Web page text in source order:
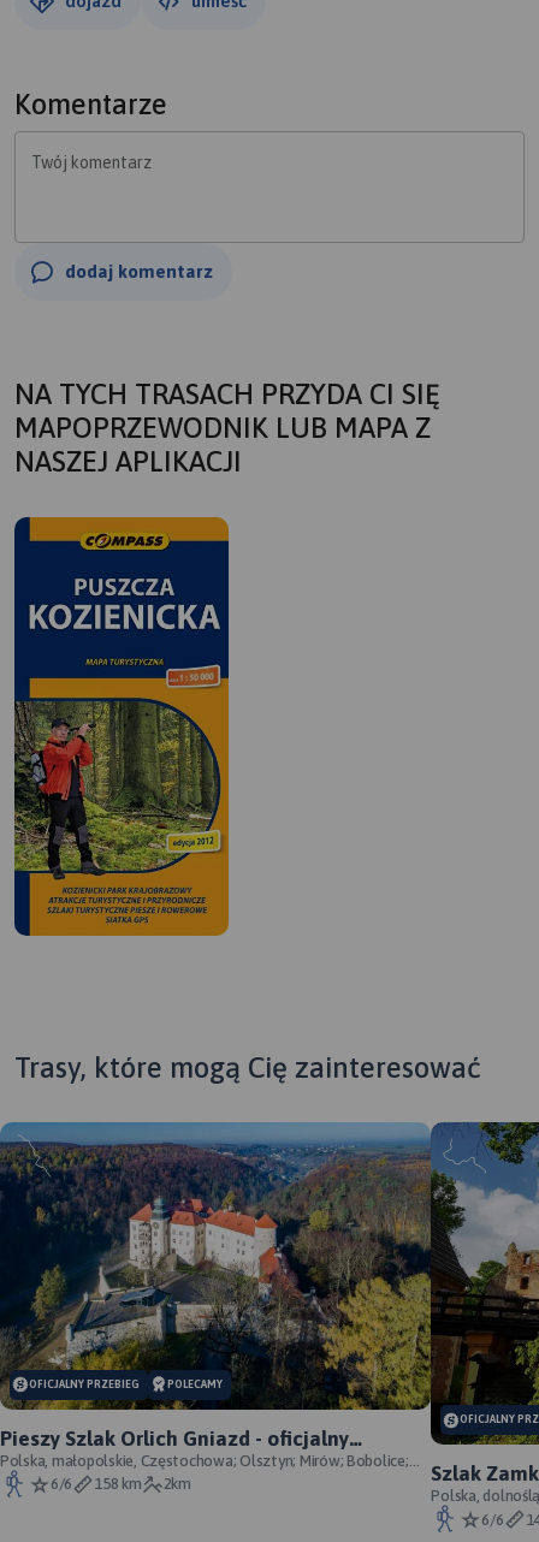
Komentarze
Twój komentarz
dodaj komentarz
NA TYCH TRASACH PRZYDA CI SIĘ
MAPOPRZEWODNIK LUB MAPA Z
NASZEJ APLIKACJI
Trasy, które mogą Cię zainteresować
OFICJALNY PRZEBIEG POLECAMY
Pieszy Szlak Orlich Gniazd - oficjalny
przebieg szlaku
Polska, małopolskie, Częstochowa; Olsztyn; Mirów; Bobolice;
Morsko; Ogrodzieniec; Pilica; Smoleń; By
6/6 158 km 2km
OFICJALNY
Szlak
przebieg
Polska,
Śląskie, powiat
6/6